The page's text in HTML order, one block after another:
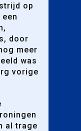
op
door
meer
was
vorige
al trage